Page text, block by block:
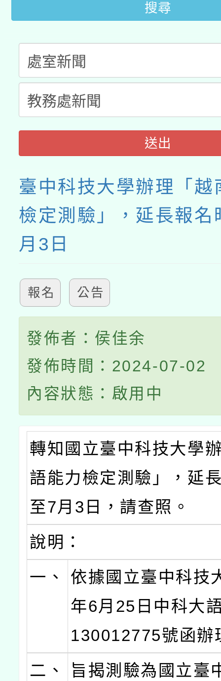
搜尋
送出
臺中科技大學辦理「越
檢定測驗」，延長報名
月3日
報名 公告
發佈者：侯佳余
發佈時間：2024-07-02
內容狀態：啟用中
轉知國立臺中科技大學
語能力檢定測驗」，延
至7月3日，請查照。
說明：
一、
依據國立臺中科技
年6月25日中科大
130012775號函辦
二、
旨揭測驗為國立臺